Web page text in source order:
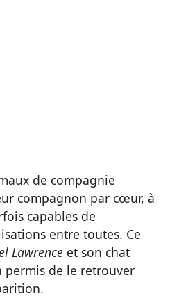
de compagnie
compagnon par cœur, à
capables de
entre toutes. Ce
Lawrence et son chat
de le retrouver